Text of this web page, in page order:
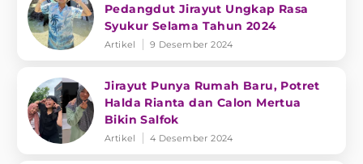
Pedangdut Jirayut Ungkap Rasa
Syukur Selama Tahun 2024
Artikel 9 Desember 2024
Jirayut Punya Rumah Baru, Potret
Halda Rianta dan Calon Mertua
Bikin Salfok
Artikel 4 Desember 2024